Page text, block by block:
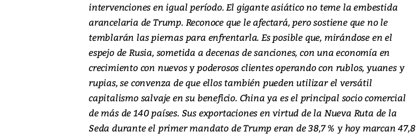
intervenciones en igual período. El gigante asiático no teme la embestida
arancelaria de Trump. Reconoce que le afectará, pero sostiene que no le
temblarán las piernas para enfrentarla. Es posible que, mirándose en el
espejo de Rusia, sometida a decenas de sanciones, con una economía en
crecimiento con nuevos y poderosos clientes operando con rublos, yuanes y
rupias, se convenza de que ellos también pueden utilizar el versátil
capitalismo salvaje en su beneficio. China ya es el principal socio comercial
de más de 140 países. Sus exportaciones en virtud de la Nueva Ruta de la
Seda durante el primer mandato de Trump eran de 38,7 % y hoy marcan 47,8